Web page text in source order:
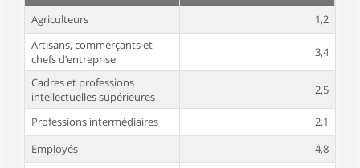
Agriculteurs
1,2
Artisans, commerçants et
chefs d’entreprise
3,4
Cadres et professions
intellectuelles supérieures
2,5
Professions intermédiaires
2,1
Employés
4,8